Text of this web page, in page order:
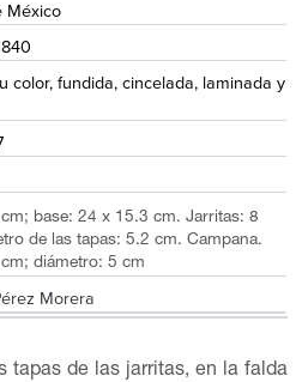
México
color, fundida, cincelada, laminada y
base: 24 x 15.3 cm. Jarritas: 8
de las tapas: 5.2 cm. Campana.
diámetro: 5 cm
Morera
tapas de las jarritas, en la falda